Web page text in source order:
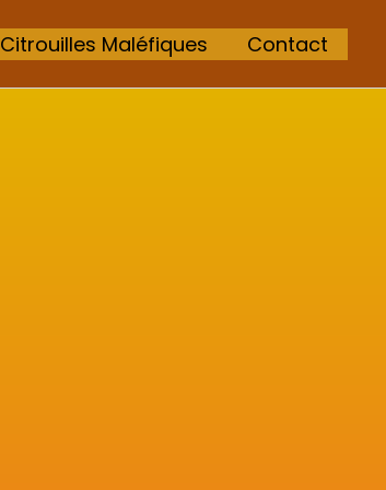
Citrouilles Maléfiques Contact